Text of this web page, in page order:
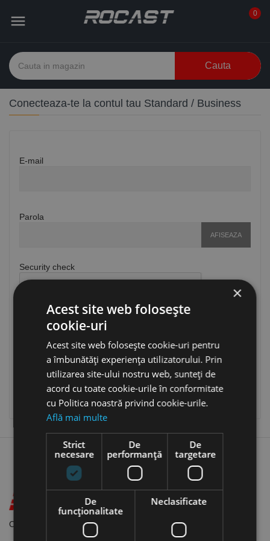
 0
Cauta
Conecteaza-te la contul tau Standard / Business
E-mail
Parola
AFISEAZA
Security check
AUTENTIFICARE
Nu ai cont? Creeaza unul aici
Otopeni, Sos. Odaii Nr. 62-68, Judet ILFOV, 075100
×
Acest site web folosește
cookie-uri
Acest site web folosește cookie-uri pentru
a îmbunătăți experiența utilizatorului. Prin
utilizarea site-ului nostru web, sunteți de
acord cu toate cookie-urile în conformitate
cu Politica noastră privind cookie-urile.
Află mai multe
Strict
necesare
De
performanță
De
targetare
De
funcţionalitate
Neclasificate